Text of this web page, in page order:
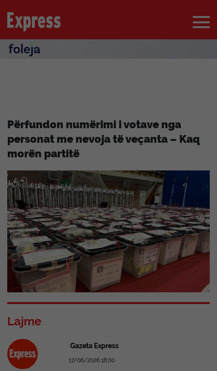
Përfundon numërimi i votave nga
personat me nevoja të veçanta – Kaq
morën partitë
Lajme
Gazeta Express
17/06/2026 18:00